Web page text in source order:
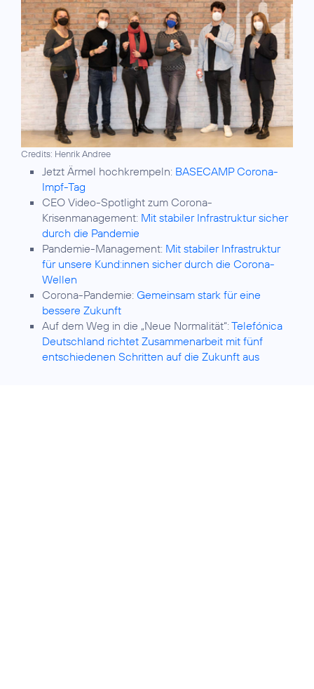
Credits: Henrik Andree
Jetzt Ärmel hochkrempeln: BASECAMP Corona-
Impf-Tag
CEO Video-Spotlight zum Corona-
Krisenmanagement: Mit stabiler Infrastruktur sicher
durch die Pandemie
Pandemie-Management: Mit stabiler Infrastruktur
für unsere Kund:innen sicher durch die Corona-
Wellen
Corona-Pandemie: Gemeinsam stark für eine
bessere Zukunft
Auf dem Weg in die „Neue Normalität“:Telefónica
Deutschland richtet Zusammenarbeit mit fünf
entschiedenen Schritten auf die Zukunft aus